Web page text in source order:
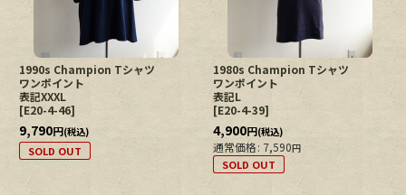
1990s Champion Tシャツ
ワンポイント
表記XXXL
[E20-4-46]
9,790円(税込)
SOLD OUT
1980s Champion Tシャツ
ワンポイント
表記L
[E20-4-39]
4,900円(税込)
通常価格: 7,590円
SOLD OUT